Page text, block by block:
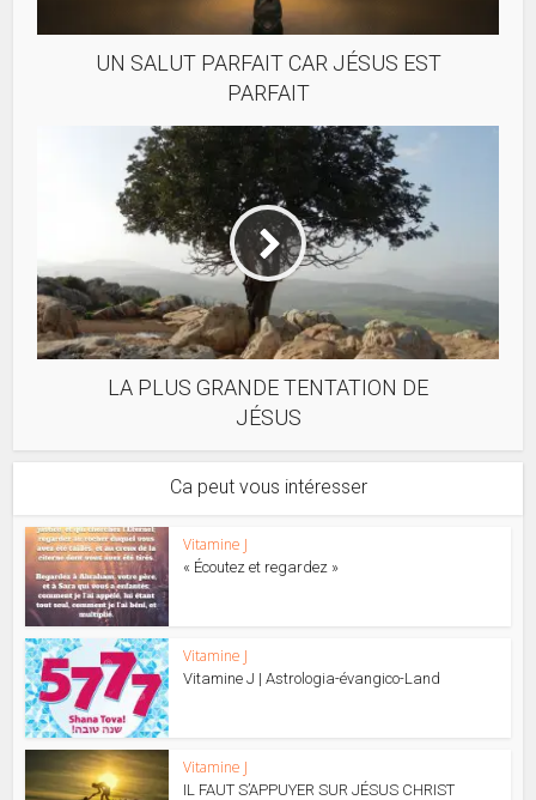
UN SALUT PARFAIT CAR JÉSUS EST
PARFAIT
LA PLUS GRANDE TENTATION DE
JÉSUS
Ca peut vous intéresser
Vitamine J
« Écoutez et regardez »
Vitamine J
Vitamine J | Astrologia-évangico-Land
Vitamine J
IL FAUT S’APPUYER SUR JÉSUS CHRIST